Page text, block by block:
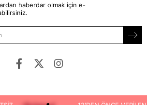
haberdar olmak için e-